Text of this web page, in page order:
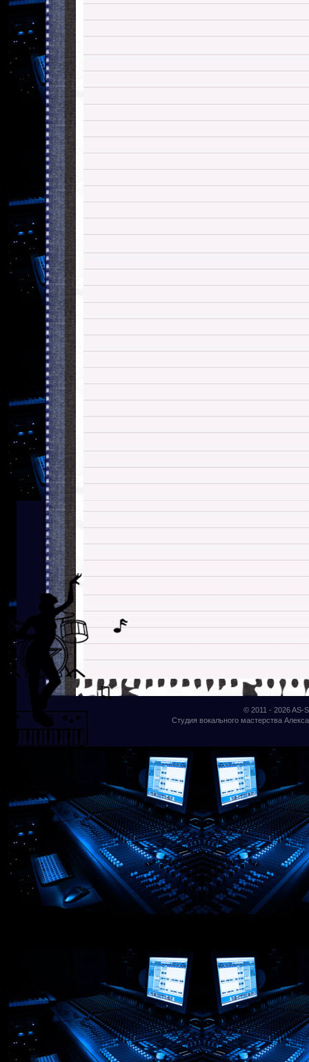
© 2011 - 2026AS-
Студия вокального мастерства